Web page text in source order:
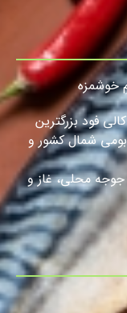
خوشمزه
فود بزرگترین
بومی شمال کشور و
جوجه محلی، غاز و